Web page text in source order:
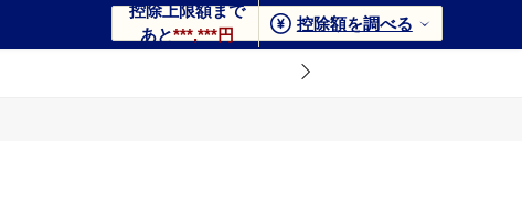
控除上限額まで
あと***,***円
控除額を調べる